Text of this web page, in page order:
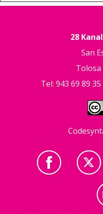
28
San
Tolosa
Tel: 943 69 89 35